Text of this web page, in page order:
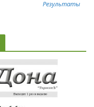
Результаты